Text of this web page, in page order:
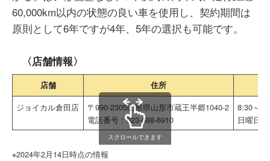
60,000km以内の状態の良い車を使用し、契約期間は
原則として6年ですが4年、5年の選択も可能です。
〈店舗情報〉
店舗 住所
ジョイカル倉田店
〒990-2305山形県山形市蔵王半郷1040-2
電話番号：023-688-6910
8:30～
日曜日
スクロールできます
※2024年2月14日時点の情報